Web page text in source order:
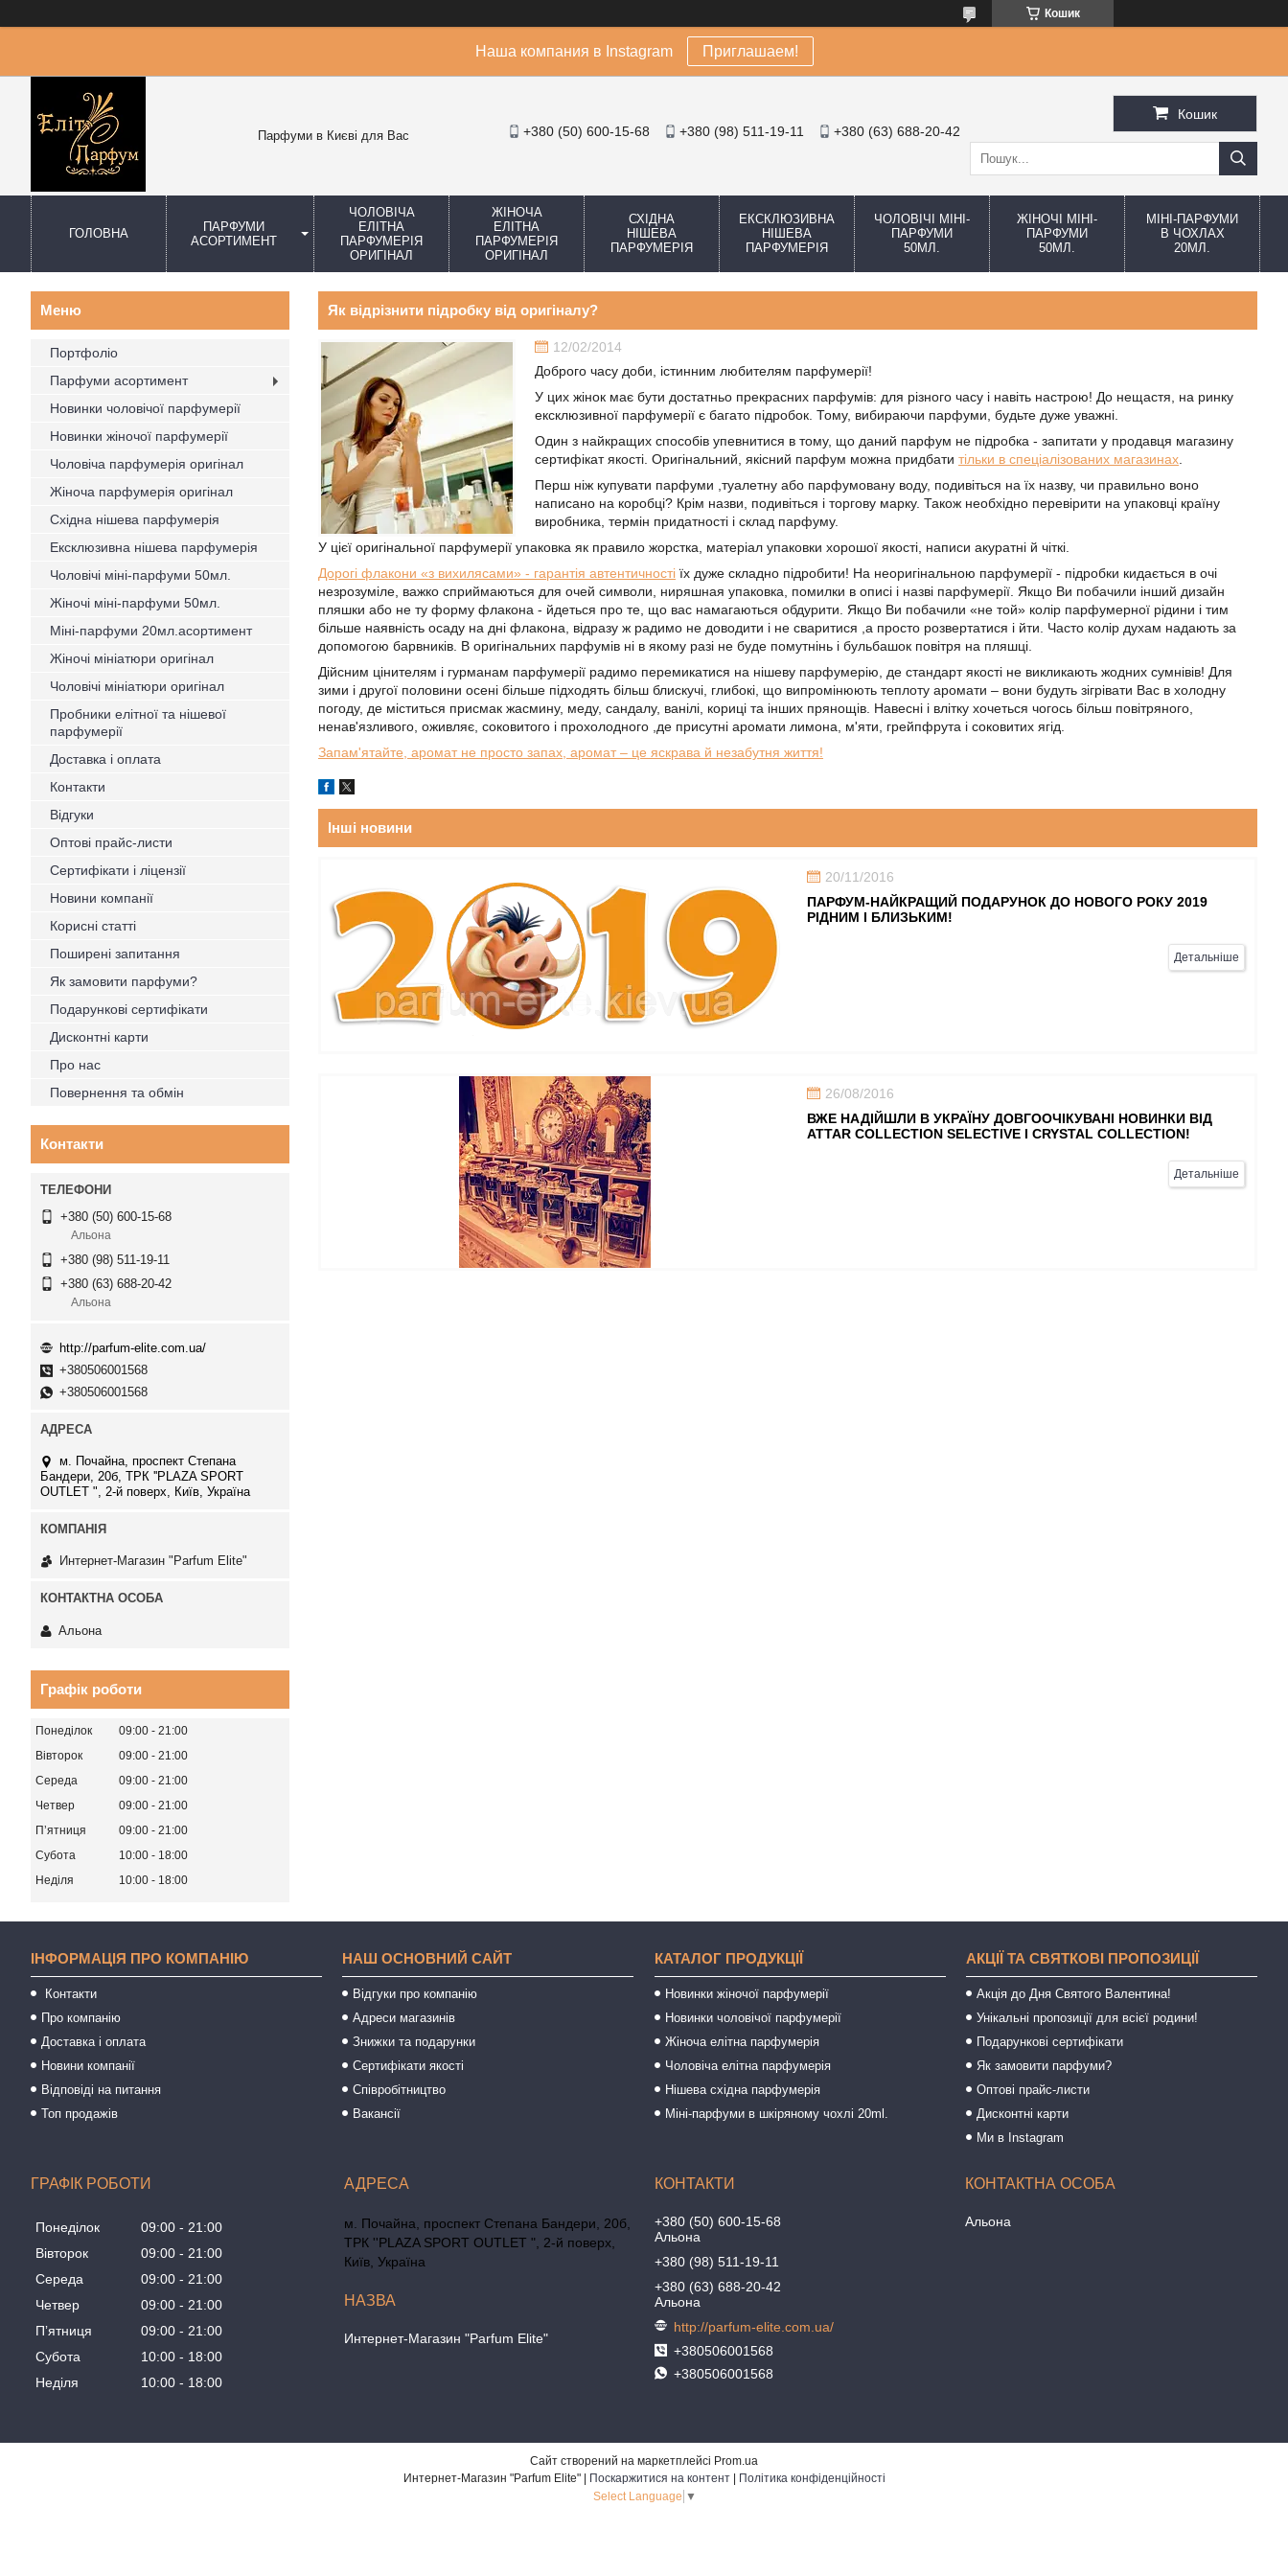
Кошик
Наша компания в Instagram Приглашаем!
Парфуми в Києві для Вас +380 (50) 600-15-68 +380 (98) 511-19-11 +380 (63) 688-20-42
Кошик
ГОЛОВНА
ПАРФУМИ
АСОРТИМЕНТ
ЧОЛОВІЧА
ЕЛІТНА
ПАРФУМЕРІЯ
ОРИГІНАЛ
ЖІНОЧА
ЕЛІТНА
ПАРФУМЕРІЯ
ОРИГІНАЛ
СХІДНА
НІШЕВА
ПАРФУМЕРІЯ
ЕКСКЛЮЗИВНА
НІШЕВА
ПАРФУМЕРІЯ
ЧОЛОВІЧІ МІНІ-
ПАРФУМИ
50МЛ.
ЖІНОЧІ МІНІ-
ПАРФУМИ
50МЛ.
МІНІ-ПАРФУМИ
В ЧОХЛАХ
20МЛ.
Як відрізнити підробку від оригіналу?
12/02/2014
Доброго часу доби, істинним любителям парфумерії!
У цих жінок має бути достатньо прекрасних парфумів: для різного часу і навіть настрою! До нещастя, на ринку
ексклюзивної парфумерії є багато підробок. Тому, вибираючи парфуми, будьте дуже уважні.
Один з найкращих способів упевнитися в тому, що даний парфум не підробка - запитати у продавця магазину
сертифікат якості. Оригінальний, якісний парфум можна придбати тільки в спеціалізованих магазинах
Перш ніж купувати парфуми ,туалетну або парфумовану воду, подивіться на їх назву, чи правильно воно
написано на коробці? Крім назви, подивіться і торгову марку. Також необхідно перевірити на упаковці країну
виробника, термін придатності і склад парфуму.
У цієї оригінальної парфумерії упаковка як правило жорстка, матеріал упаковки хорошої якості, написи акуратні й чіткі.
Дорогі флакони «з вихилясами» - гарантія автентичності їх дуже складно підробити! На неоригінальною парфумерії - підробки кидається в очі
незрозуміле, важко сприймаються для очей символи, ниряшная упаковка, помилки в описі і назві парфумерії. Якщо Ви побачили інший дизайн
пляшки або не ту форму флакона - йдеться про те, що вас намагаються обдурити. Якщо Ви побачили «не той» колір парфумерної рідини і тим
більше наявність осаду на дні флакона, відразу ж радимо не доводити і не сваритися ,а просто розвертатися і йти. Часто колір духам надають за
допомогою барвників. В оригінальних парфумів ні в якому разі не буде помутнінь і бульбашок повітря на пляшці.
Дійсним цінителям і гурманам парфумерії радимо перемикатися на нішеву парфумерію, де стандарт якості не викликають жодних сумнівів! Для
зими і другої половини осені більше підходять більш блискучі, глибокі, що випромінюють теплоту аромати – вони будуть зігрівати Вас в холодну
погоду, де міститься присмак жасмину, меду, сандалу, ванілі, кориці та інших прянощів. Навесні і влітку хочеться чогось більш повітряного,
ненав'язливого, оживляє, соковитого і прохолодного ,де присутні аромати лимона, м'яти, грейпфрута і соковитих ягід.
Запам'ятайте, аромат не просто запах, аромат – це яскрава й незабутня життя!
Інші новини
20/11/2016
ПАРФУМ-НАЙКРАЩИЙ ПОДАРУНОК ДО НОВОГО РОКУ 2019
РІДНИМ І БЛИЗЬКИМ!
Детальніше
26/08/2016
ВЖЕ НАДІЙШЛИ В УКРАЇНУ ДОВГООЧІКУВАНІ НОВИНКИ ВІД
ATTAR COLLECTION SELECTIVE І CRYSTAL COLLECTION!
Детальніше
Портфоліо
Парфуми асортимент
Новинки чоловічої парфумерії
Новинки жіночої парфумерії
Чоловіча парфумерія оригінал
Жіноча парфумерія оригінал
Східна нішева парфумерія
Ексклюзивна нішева парфумерія
Чоловічі міні-парфуми 50мл.
Жіночі міні-парфуми 50мл.
Міні-парфуми 20мл.асортимент
Жіночі мініатюри оригінал
Чоловічі мініатюри оригінал
Пробники елітної та нішевої
парфумерії
Доставка і оплата
Контакти
Відгуки
Оптові прайс-листи
Сертифікати і ліцензії
Новини компанії
Корисні статті
Поширені запитання
Як замовити парфуми?
Подарункові сертифікати
Дисконтні карти
Про нас
Повернення та обмін
Контакти
+380 (50) 600-15-68
Альона
+380 (98) 511-19-11
+380 (63) 688-20-42
Альона
http://parfum-elite.com.ua/
+380506001568
+380506001568
м. Почайна, проспект Степана
Бандери, 20б, ТРК ''PLAZA SPORT
OUTLET ", 2-й поверх, Київ, Україна
Интернет-Магазин "Parfum Elite"
Альона
Графік роботи
Понеділок 09:00
21:00
Вівторок
09:00
21:00
Середа
09:00
21:00
Четвер
09:00
21:00
Пʼятниця
09:00
21:00
Субота
10:00
18:00
Неділя
10:00 18:00
ІНФОРМАЦІЯ ПРО КОМПАНІЮ
Контакти
Про компанію
Доставка і оплата
Новини компанії
Відповіді на питання
Топ продажів
НАШ ОСНОВНИЙ САЙТ
Відгуки про компанію
Адреси магазинів
Знижки та подарунки
Сертифікати якості
Співробітництво
Вакансії
КАТАЛОГ ПРОДУКЦІЇ
Новинки жіночої парфумерії
Новинки чоловічої парфумерії
Жіноча елітна парфумерія
Чоловіча елітна парфумерія
Нішева східна парфумерія
Міні-парфуми в шкіряному чохлі 20ml.
АКЦІЇ ТА СВЯТКОВІ ПРОПОЗИЦІЇ
Акція до Дня Святого Валентина!
Унікальні пропозиції для всієї родини!
Подарункові сертифікати
Як замовити парфуми?
Оптові прайс-листи
Дисконтні карти
Ми в Instagram
ГРАФІК РОБОТИ
Понеділок 09:00
21:00
Вівторок
09:00
21:00
Середа
09:00
21:00
Четвер
09:00
21:00
Пʼятниця
09:00
21:00
Субота
10:00
18:00
Неділя
10:00 18:00
м. Почайна, проспект Степана Бандери, 20б,
ТРК ''PLAZA SPORT OUTLET ", 2-й поверх,
Київ, Україна
Интернет-Магазин "Parfum Elite"
+380 (50) 600-15-68
Альона
+380 (98) 511-19-11
+380 (63) 688-20-42
Альона
http://parfum-elite.com.ua/
+380506001568
+380506001568
Альона
Сайт створений на маркетплейсі Prom.ua
Интернет-Магазин "Parfum Elite" | Поскаржитися на контент | Політика конфіденційності
Select Language ▼